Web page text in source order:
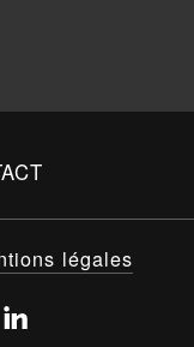
légales